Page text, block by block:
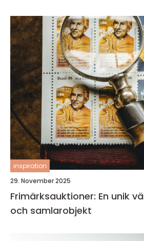
inspiration
29. November 2025
Frimärksauktioner: En unik
och samlarobjekt